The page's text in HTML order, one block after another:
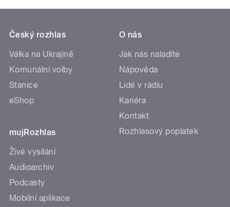
Český rozhlas
Válka na Ukrajině
Komunální volby
Stanice
eShop
mujRozhlas
Živé vysílání
Audioarchiv
Podcasty
Mobilní aplikace
O nás
Jak nás naladíte
Nápověda
Lidé v rádiu
Kariéra
Kontakt
Rozhlasový poplatek